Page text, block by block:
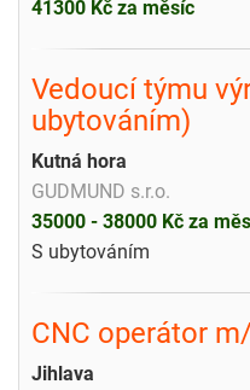
41300 Kč za měsíc
Vedoucí týmu
ubytováním)
Kutná hora
GUDMUND s.r.o.
35000 - 38000 Kč za
S ubytováním
CNC operátor
Jihlava